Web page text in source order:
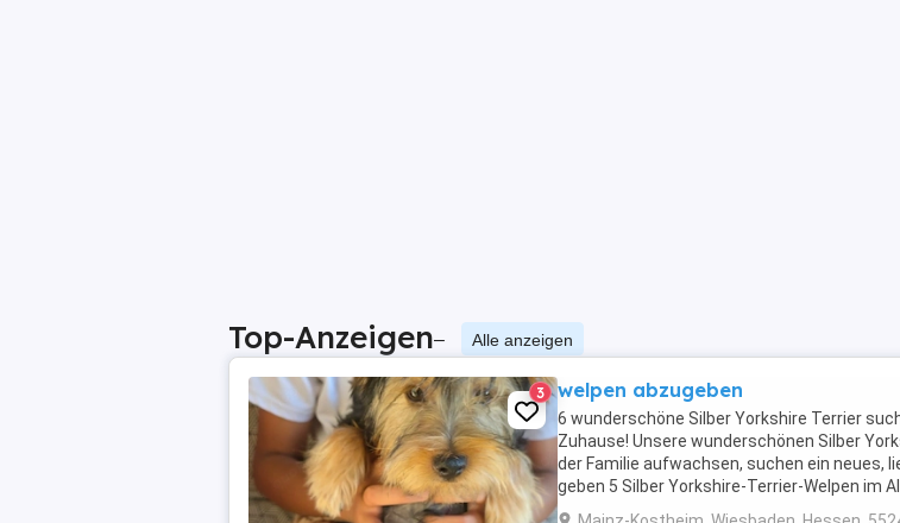
Top-Anzeigen– Alle anzeigen
3 welpen abzugeben
6 wunderschöne Silber Yorkshire Terrier
Zuhause! Unsere wunderschönen Silber
der Familie aufwachsen, suchen ein neues,
geben 5 Silber Yorkshire-Terrier-Welpen im
Darunter befinden sich 3 ...